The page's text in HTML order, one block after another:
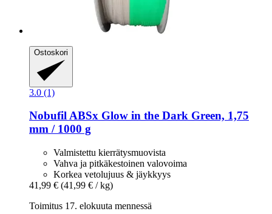
Ostoskori
3.0 (1)
NobufilABSx Glow in the Dark Green, 1,75
mm / 1000 g
Valmistettu kierrätysmuovista
Vahva ja pitkäkestoinen valovoima
Korkea vetolujuus & jäykkyys
41,99 € (41,99 € / kg)
Toimitus 17. elokuuta mennessä